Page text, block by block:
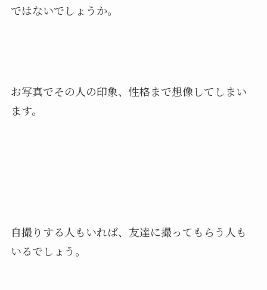
ではないでしょうか。
お写真でその人の印象、性格まで想像してしまい
ます。
自撮りする人もいれば、友達に撮ってもらう人も
いるでしょう。